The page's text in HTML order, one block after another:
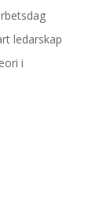
ledarskap
i